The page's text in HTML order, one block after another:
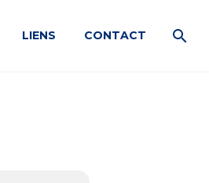
LIENS CONTACT